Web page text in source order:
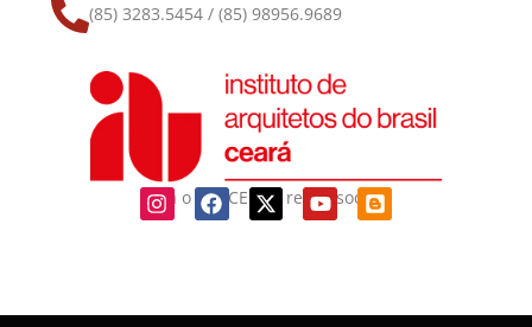
Siga o IAB-CE nas redes sociais
(85) 3283.5454 / (85) 98956.9689